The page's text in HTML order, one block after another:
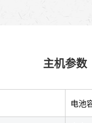
主机参数
电池